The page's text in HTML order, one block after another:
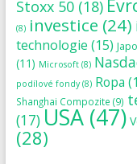
Stoxx 50(18)
(8) investice (24)
technologie (15)
(11) Microsoft(8)
podílové fondy(8) Ropa
Shanghai Compozite (9)
(17)USA(47)
(28)